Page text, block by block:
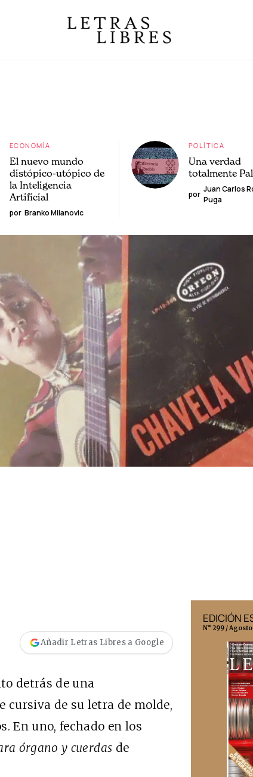
ECONOMÍA
El nuevo mundo
distópico-utópico de
la Inteligencia
Artificial
por Branko Milanovic
POLÍTICA
Una verdad
totalmente
por
Juan Carlos
Puga
Añadir Letras Libres a Google
detrás de una
cursiva de su letra de molde,
En uno, fechado en los
órgano y cuerdas de
EDICIÓN
N° 299 /